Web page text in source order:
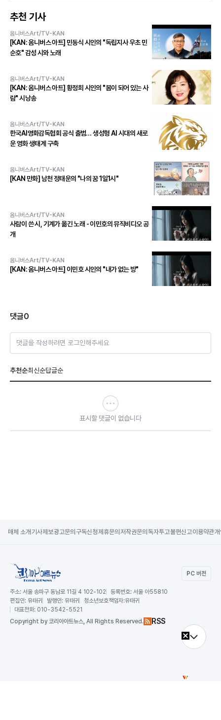
추천 기사
옴니버스Art/TV-KAN
[KAN: 옴니버스 아트] 민동식 시인의 "독립지사 우초 민
순호" 감성 시와 노래
옴니버스Art/TV-KAN
[KAN: 옴니버스 아트] 황정희 시인의 "봄이 되어 있는 사
람" 시낭송
옴니버스Art/TV-KAN
한국AI영화감독협회 공식 출범… 생성형 AI 시대의 새로
운 영화 생태계 구축
옴니버스Art/TV-KAN
[KAN 만화] 남천 정태운의 "나의 꿈 1일1시"
옴니버스Art/TV-KAN
사람이 쓴 시, 기계가 옮긴 노래 - 이민호의 뮤직비디오 공
개
옴니버스Art/TV-KAN
[KAN: 옴니버스 아트] 이민호 시인의 "내가 없는 방"
댓글0
댓글을 작성하려면 로그인해주세요
추천순최신순답글순
표시할 댓글이 없습니다
매체 소개 기사제보광고문의 구독신청제휴문의 저작권문의 독자투고불편신고이용약관
PC 버전
주소: 서울 송파구 동남로 11길 4 102-102 등록번호: 서울 아55810
편집인: 유태귀 발행인: 유태귀 청소년보호책임자:유태귀
대표전화: 010-3542-5521
Copyright by 코리아아트뉴스, All Rights Reserved. RSS